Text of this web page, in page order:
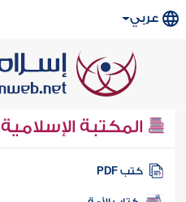
عربي
المكتبة الإسلامية
كتب PDF